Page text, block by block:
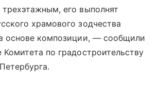
его выполнят
храмового зодчества
основе композиции, — сообщили
по градостроительству